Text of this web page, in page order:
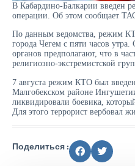
В Кабардино-Балкарии введен
операции. Об этом сообщает
По данным ведомства, режим
города Чегем с пяти часов
органов предполагают, что в
религиозно-экстремистской
7 августа режим КТО был
Малгобекском районе
ликвидировали боевика,
Для этого террорист вербовал
Поделиться :